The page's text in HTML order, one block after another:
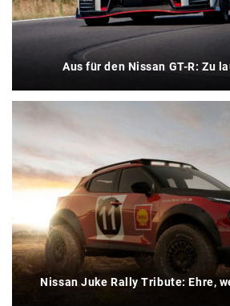
Aus für den Nissan GT-R: Zu
Nissan Juke Rally Tribute: Ehre,